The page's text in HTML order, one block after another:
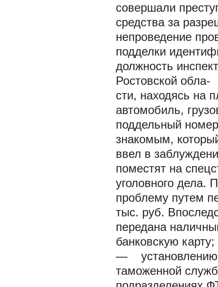
совершали
средства за
непроведение
подделки
должность
Ростовской обла-
сти, находясь на
автомобиль,
поддельный
знакомым,
ввел в
поместят на
уголовного дела.
проблему путем
тыс. руб.
передана
банковскую карту;
— установлению
таможенной